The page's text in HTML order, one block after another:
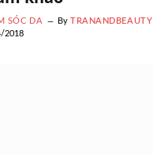
SÓC DA By TRANANDBEAUTY
2018